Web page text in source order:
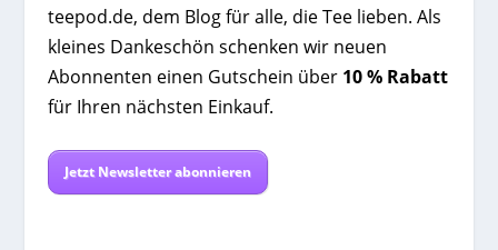
teepod.de, dem Blog für alle, die Tee lieben. Als
kleines Dankeschön schenken wir neuen
Abonnenten einen Gutschein über 10 % Rabatt
für Ihren nächsten Einkauf.
Jetzt Newsletter abonnieren